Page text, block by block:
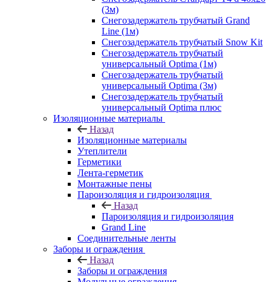
(3м)
Снегозадержатель трубчатый Grand
Line (1м)
Снегозадержатель трубчатый Snow Kit
Снегозадержатель трубчатый
универсальный Optima (1м)
Снегозадержатель трубчатый
универсальный Optima (3м)
Снегозадержатель трубчатый
универсальный Optima плюс
Изоляционные материалы
Назад
Изоляционные материалы
Утеплители
Герметики
Лента-герметик
Монтажные пены
Пароизоляция и гидроизоляция
Назад
Пароизоляция и гидроизоляция
Grand Line
Соединительные ленты
Заборы и ограждения
Назад
Заборы и ограждения